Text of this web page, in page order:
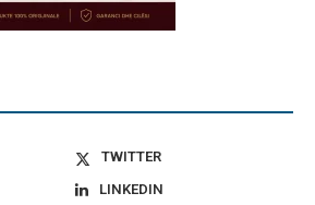
TWITTER
LINKEDIN